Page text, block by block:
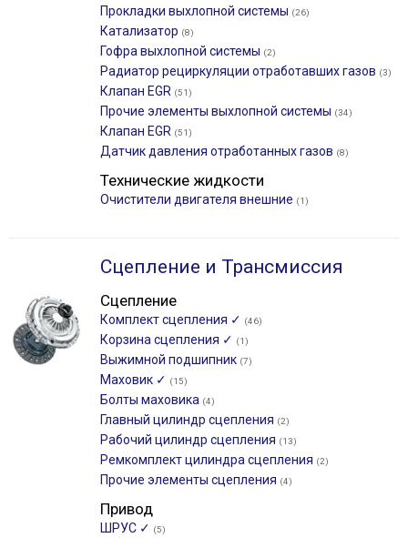
Прокладки выхлопной системы (26)
Катализатор (8)
Гофра выхлопной системы (2)
Радиатор рециркуляции отработавших газов (3)
Клапан EGR (51)
Прочие элементы выхлопной системы (34)
Клапан EGR (51)
Датчик давления отработанных газов (8)
Технические жидкости
Очистители двигателя внешние (1)
Сцепление и Трансмиссия
Сцепление
Комплект сцепления ✓ (46)
Корзина сцепления ✓ (1)
Выжимной подшипник (7)
Маховик ✓ (15)
Болты маховика (4)
Главный цилиндр сцепления (2)
Рабочий цилиндр сцепления (13)
Ремкомплект цилиндра сцепления (2)
Прочие элементы сцепления (4)
Привод
ШРУС ✓ (5)